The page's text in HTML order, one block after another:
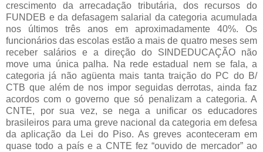
crescimento da arrecadação tributária, dos recursos do
FUNDEB e da defasagem salarial da categoria acumulada
nos últimos três anos em aproximadamente 40%. Os
funcionários das escolas estão a mais de quatro meses sem
receber salários e a direção do SINDEDUCAÇÃO não
move uma única palha. Na rede estadual nem se fala, a
categoria já não agüenta mais tanta traição do PC do B/
CTB que além de nos impor seguidas derrotas, ainda faz
acordos com o governo que só penalizam a categoria. A
CNTE, por sua vez, se nega a unificar os educadores
brasileiros para uma greve nacional da categoria em defesa
da aplicação da Lei do Piso. As greves aconteceram em
quase todo a país e a CNTE fez “ouvido de mercador” ao